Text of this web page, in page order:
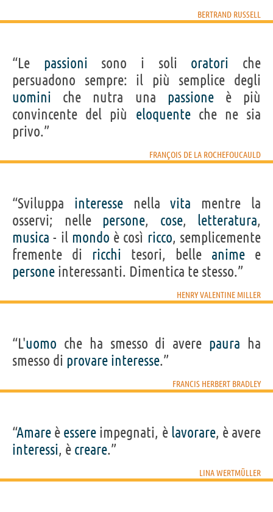
BERTRAND RUSSELL
“Le passioni sono i soli oratori che
persuadono sempre: il più semplice degli
uomini che nutra una passioneè più
convincente del più eloquenteche ne sia
privo.”
FRANÇOIS DE LA ROCHEFOUCAULD
“Sviluppa interessenellavita mentre la
osservi; nelle persone, cose, letteratura,
musica - il mondo è così ricco, semplicemente
fremente di ricchi tesori, belle anime e
persone interessanti. Dimentica te stesso.”
HENRY VALENTINE MILLER
“L'uomo che ha smesso di avere paura ha
smesso di provare interesse.”
FRANCIS HERBERT BRADLEY
“Amare è essere impegnati, è lavorare, è avere
interessi, è creare.”
LINA WERTMÜLLER